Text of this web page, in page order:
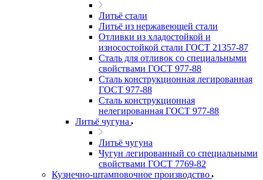
Литьё стали
Литьё из нержавеющей стали
Отливки из хладостойкой и
износостойкой стали ГОСТ 21357-87
Сталь для отливок со специальными
свойствами ГОСТ 977-88
Сталь конструкционная легированная
ГОСТ 977-88
Сталь конструкционная
нелегированная ГОСТ 977-88
Литьё чугуна
Литьё чугуна
Чугун легированный со специальными
свойствами ГОСТ 7769-82
Кузнечно-штамповочное производство